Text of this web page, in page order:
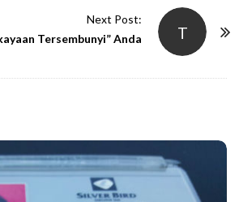
T
Next Post:
Tersembunyi” Anda